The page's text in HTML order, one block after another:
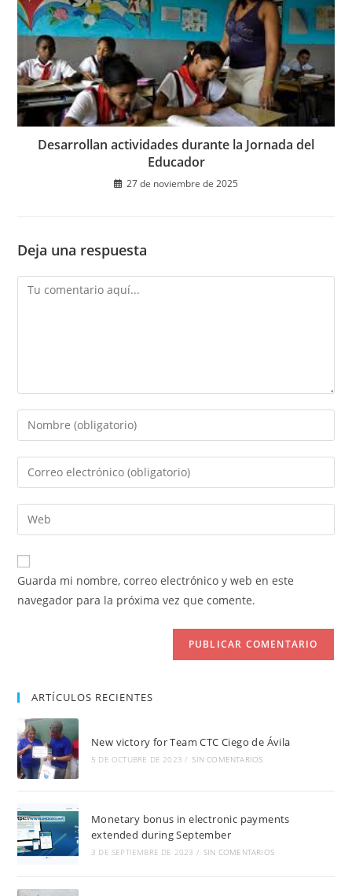
Desarrollan actividades durante la Jornada del
Educador
27 de noviembre de 2025
Deja una respuesta
Comentario
Introduce
tu
nombre
de
usuario
para
comentar
Introduce
tu
dirección
de
electrónico
para
comentar
Introduce
la
URL
de
Guarda mi nombre, correo electrónico y web en este
navegador para la próxima vez que comente.
ARTÍCULOS RECIENTES
New victory for Team CTC Ciego de Ávila
5 DE OCTUBRE DE 2023 / SIN COMENTARIOS
Monetary bonus in electronic payments
extended during September
3 DE SEPTIEMBRE DE 2023 / SIN COMENTARIOS